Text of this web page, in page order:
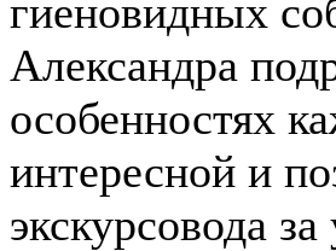
гиеновидных
Александра
особенностях
интересной и
экскурсовода